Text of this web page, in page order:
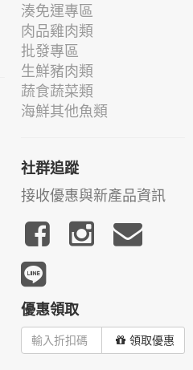
湊免運專區
肉品雞肉類
批發專區
生鮮豬肉類
蔬食蔬菜類
海鮮其他魚類
社群追蹤
接收優惠與新產品資訊
優惠領取
領取優惠